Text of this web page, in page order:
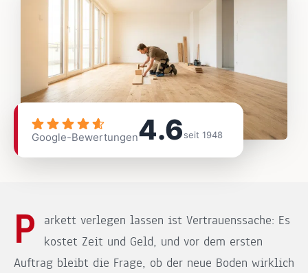
Google-Bewertungen4.6seit 1948
P arkett verlegen lassen ist Vertrauenssache: Es
kostet Zeit und Geld, und vor dem ersten
Auftrag bleibt die Frage, ob der neue Boden wirklich